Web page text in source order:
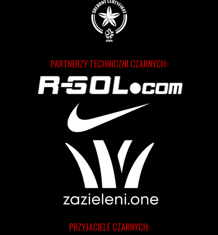
PRZYJACIELE CZARNYCH:
PARTNERZY TECHNICZNI CZARNYCH: